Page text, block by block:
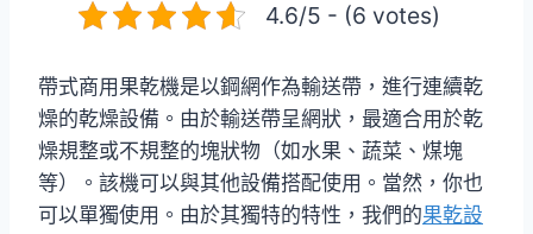
4.6/5 - (6 votes)
帶式商用果乾機是以鋼網作為輸送帶，進行連續乾
燥的乾燥設備。由於輸送帶呈網狀，最適合用於乾
燥規整或不規整的塊狀物（如水果、蔬菜、煤塊
等）。該機可以與其他設備搭配使用。當然，你也
可以單獨使用。由於其獨特的特性，我們的果乾設